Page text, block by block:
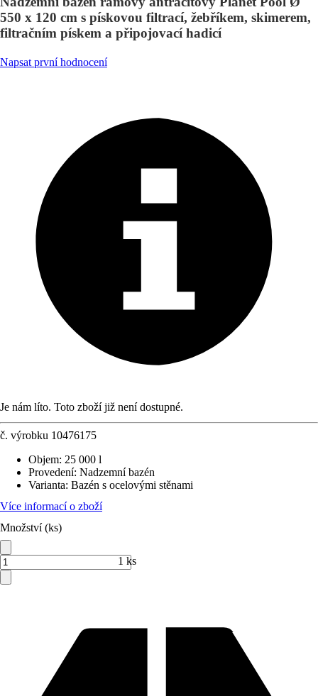
550 x 120 cm s pískovou filtrací, žebříkem, skimerem,
filtračním pískem a připojovací hadicí
Napsat první hodnocení
Je nám líto. Toto zboží již není dostupné.
č. výrobku 10476175
Objem: 25 000 l
Provedení: Nadzemní bazén
Varianta: Bazén s ocelovými stěnami
Více informací o zboží
Množství (ks)
1 ks